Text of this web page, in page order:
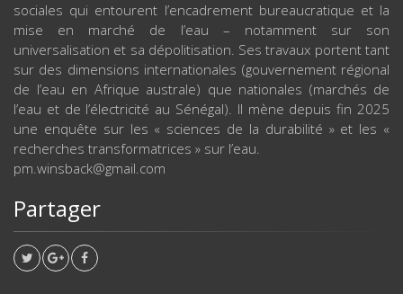
sociales qui entourent l’encadrement bureaucratique et la
mise en marché de l’eau – notamment sur son
universalisation et sa dépolitisation. Ses travaux portent tant
sur des dimensions internationales (gouvernement régional
de l’eau en Afrique australe) que nationales (marchés de
l’eau et de l’électricité au Sénégal). Il mène depuis fin 2025
une enquête sur les « sciences de la durabilité » et les «
recherches transformatrices » sur l’eau.
pm.winsback@gmail.com
Partager